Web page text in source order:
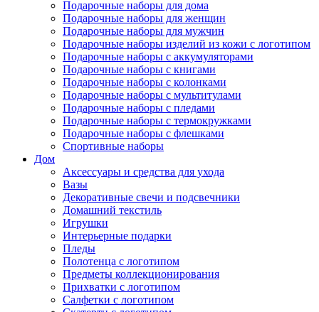
Подарочные наборы для дома
Подарочные наборы для женщин
Подарочные наборы для мужчин
Подарочные наборы изделий из кожи с логотипом
Подарочные наборы с аккумуляторами
Подарочные наборы с книгами
Подарочные наборы с колонками
Подарочные наборы с мультитулами
Подарочные наборы с пледами
Подарочные наборы с термокружками
Подарочные наборы с флешками
Спортивные наборы
Дом
Аксессуары и средства для ухода
Вазы
Декоративные свечи и подсвечники
Домашний текстиль
Игрушки
Интерьерные подарки
Пледы
Полотенца с логотипом
Предметы коллекционирования
Прихватки с логотипом
Салфетки с логотипом